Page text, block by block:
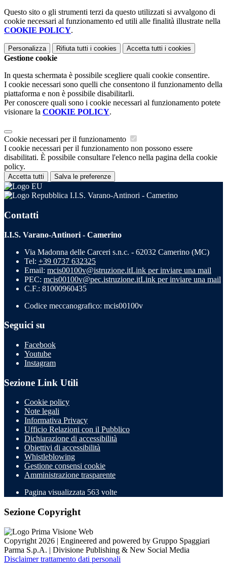
Questo sito o gli strumenti terzi da questo utilizzati si avvalgono di
cookie necessari al funzionamento ed utili alle finalità illustrate nella
COOKIE POLICY.
Personalizza Rifiuta tutti i cookies Accetta tutti i cookies
Gestione cookie
In questa schermata è possibile scegliere quali cookie consentire.
I cookie necessari sono quelli che consentono il funzionamento della
piattaforma e non è possibile disabilitarli.
Per conoscere quali sono i cookie necessari al funzionamento potete
visionare la COOKIE POLICY.
Cookie necessari per il funzionamento
I cookie necessari per il funzionamento non possono essere
disabilitati. È possibile consultare l'elenco nella pagina della cookie
policy.
Accetta tutti Salva le preferenze
I.I.S. Varano-Antinori - Camerino
Contatti
I.I.S. Varano-Antinori - Camerino
Via Madonna delle Carceri s.n.c. - 62032 Camerino (MC)
Tel: +39 0737 632325
Email: mcis00100v@istruzione.itLink per inviare una mail
PEC: mcis00100v@pec.istruzione.itLink per inviare una mail
C.F.: 81000960435
Codice meccanografico: mcis00100v
Seguici su
Facebook
Youtube
Instagram
Sezione Link Utili
Cookie policy
Note legali
Informativa Privacy
Ufficio Relazioni con il Pubblico
Dichiarazione di accessibilità
Obiettivi di accessibilità
Whistleblowing
Gestione consensi cookie
Amministrazione trasparente
Pagina visualizzata 563 volte
Sezione Copyright
Copyright 2026 | Engineered and powered by Gruppo Spaggiari
Parma S.p.A. | Divisione Publishing & New Social Media
Disclaimer trattamento dati personali